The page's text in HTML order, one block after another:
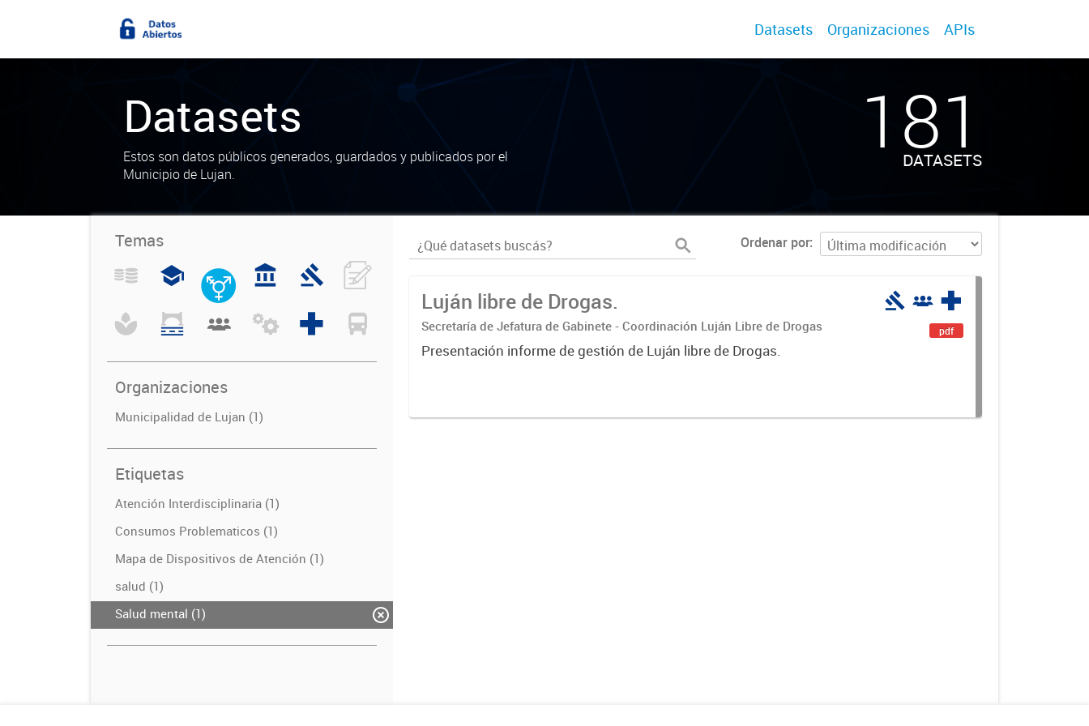
Datasets Organizaciones APIs
Datasets
Estos son datos públicos generados, guardados y publicados por el
Municipio de Lujan.
181
DATASETS
Temas
Organizaciones
Municipalidad de Lujan (1)
Etiquetas
Atención Interdisciplinaria (1)
Consumos Problematicos (1)
Mapa de Dispositivos de Atención (1)
salud (1)
Salud mental (1)
Ordenar por
Luján libre de Drogas.
Secretaría de Jefatura de Gabinete - Coordinación Luján Libre de Drogas
Presentación informe de gestión de Luján libre de Drogas.
pdf